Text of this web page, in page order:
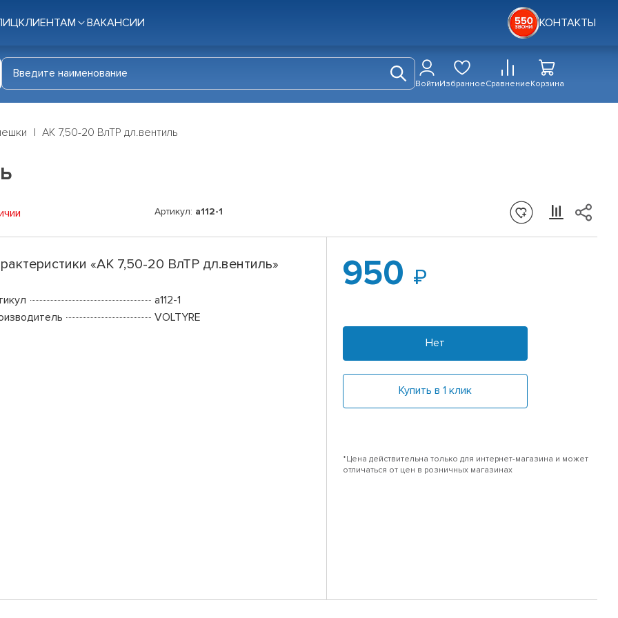
КЛИЕНТАМ ВАКАНСИИ КОНТАКТЫ
ВойтиИзбранноеСравнениеКорзина
АК 7,50-20 ВлТР дл.вентиль
Артикул: a112-1
«АК 7,50-20 ВлТР дл.вентиль»
a112-1
VOLTYRE
950
Нет
Купить в 1 клик
*Цена действительна только для интернет-магазина и может
отличаться от цен в розничных магазинах